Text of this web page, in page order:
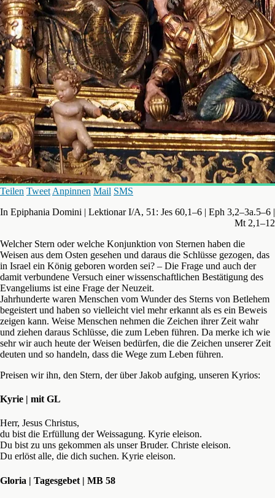
Teilen Tweet Anpinnen Mail SMS
In Epiphania Domini | Lektionar I/A, 51: Jes 60,1–6 | Eph 3,2–3a.5–6 |
Mt 2,1–12
Welcher Stern oder welche Konjunktion von Sternen haben die
Weisen aus dem Osten gesehen und daraus die Schlüsse gezogen, das
in Israel ein König geboren worden sei? – Die Frage und auch der
damit verbundene Versuch einer wissenschaftlichen Bestätigung des
Evangeliums ist eine Frage der Neuzeit.
Jahrhunderte waren Menschen vom Wunder des Sterns von Betlehem
begeistert und haben so vielleicht viel mehr erkannt als es ein Beweis
zeigen kann. Weise Menschen nehmen die Zeichen ihrer Zeit wahr
und ziehen daraus Schlüsse, die zum Leben führen. Da merke ich wie
sehr wir auch heute der Weisen bedürfen, die die Zeichen unserer Zeit
deuten und so handeln, dass die Wege zum Leben führen.
Preisen wir ihn, den Stern, der über Jakob aufging, unseren Kyrios:
Kyrie | mit GL
Herr, Jesus Christus,
du bist die Erfüllung der Weissagung. Kyrie eleison.
Du bist zu uns gekommen als unser Bruder. Christe eleison.
Du erlöst alle, die dich suchen. Kyrie eleison.
Gloria | Tagesgebet | MB 58